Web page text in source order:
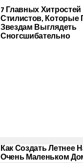
7 Главных Хитростей
Стилистов, Которые
Звездам Выглядеть
Сногсшибательно
Как Создать Летнее
Очень Маленьком